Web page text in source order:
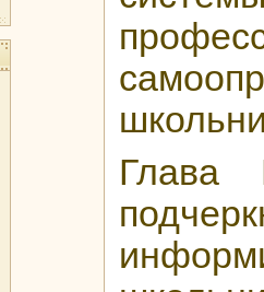
Глава